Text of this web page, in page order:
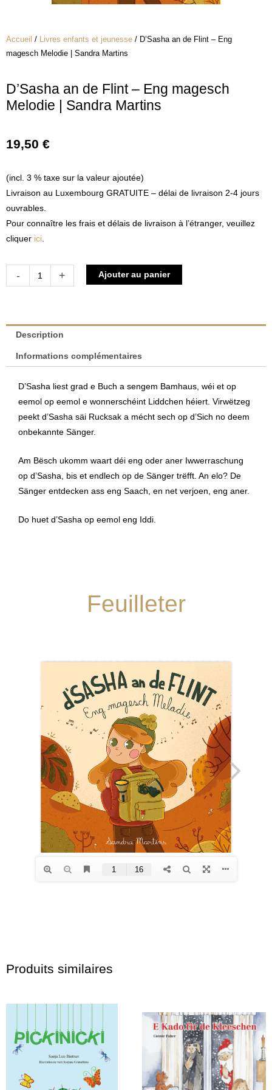
Accueil / Livres enfants et jeunesse / D’Sasha an de Flint – Eng
magesch Melodie | Sandra Martins
D’Sasha an de Flint – Eng magesch
Melodie | Sandra Martins
19,50 €
(incl. 3 % taxe sur la valeur ajoutée)
Livraison au Luxembourg GRATUITE – délai de livraison 2-4 jours
ouvrables.
Pour connaître les frais et délais de livraison à l’étranger, veuillez
cliquer ici.
-
quantité
de
magesch
Melodie
Sandra
+ Ajouter au panier
Description
Informations complémentaires
D’Sasha liest grad e Buch a sengem Bamhaus, wéi et op
eemol op eemol e wonnerschéint Liddchen héiert. Virwëtzeg
peekt d’Sasha säi Rucksak a mécht sech op d’Sich no deem
onbekannte Sänger.
Am Bësch ukomm waart déi eng oder aner Iwwerraschung
op d’Sasha, bis et endlech op de Sänger trëfft. An elo? De
Sänger entdecken ass eng Saach, en net verjoen, eng aner.
Do huet d’Sasha op eemol eng Iddi.
Feuilleter
Produits similaires